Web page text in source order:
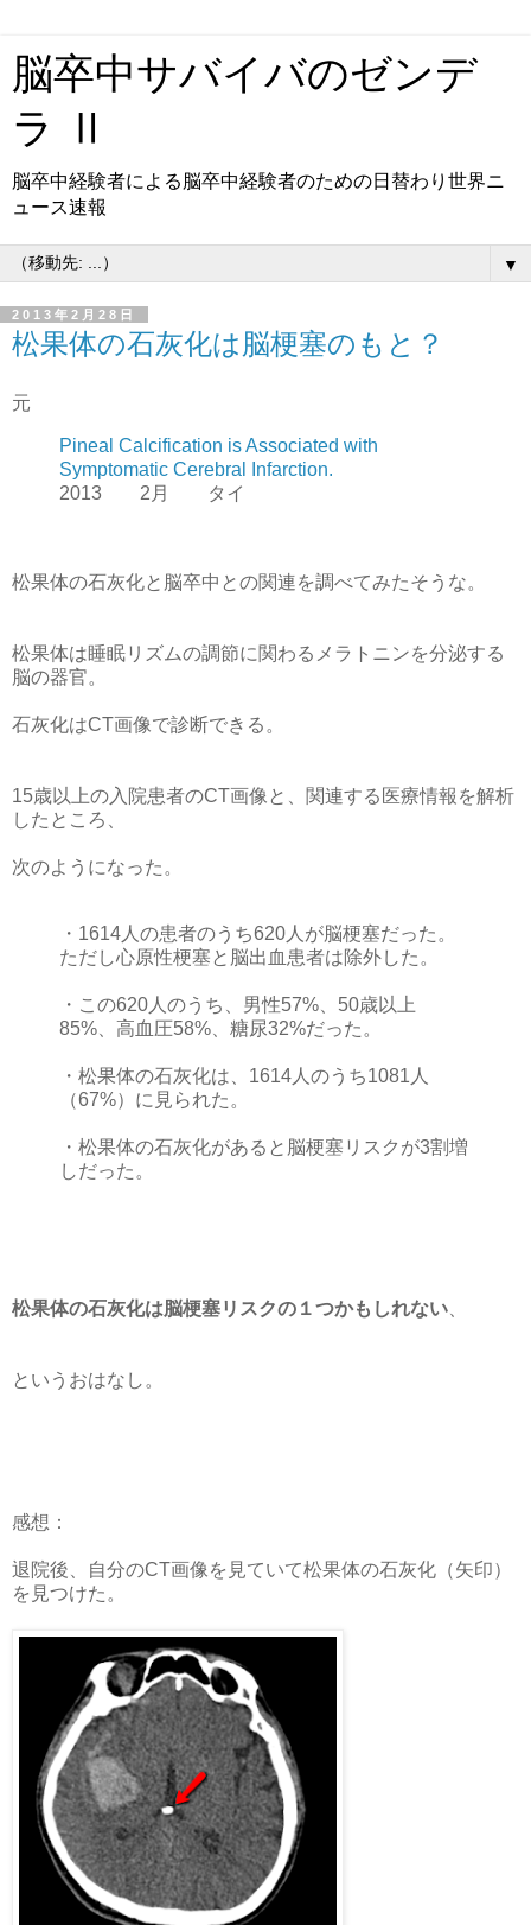
脳卒中サバイバのゼンデ
ラ Ⅱ
脳卒中経験者による脳卒中経験者のための日替わり世界ニ
ュース速報
▼
2013年2月28日
松果体の石灰化は脳梗塞のもと？
元
Pineal Calcification is Associated with
Symptomatic Cerebral Infarction.
2013 2月 タイ
松果体の石灰化と脳卒中との関連を調べてみたそうな。
松果体は睡眠リズムの調節に関わるメラトニンを分泌する
脳の器官。
石灰化はCT画像で診断できる。
15歳以上の入院患者のCT画像と、関連する医療情報を解析
したところ、
次のようになった。
・1614人の患者のうち620人が脳梗塞だった。
ただし心原性梗塞と脳出血患者は除外した。
・この620人のうち、男性57%、50歳以上
85%、高血圧58%、糖尿32%だった。
・松果体の石灰化は、1614人のうち1081人
（67%）に見られた。
・松果体の石灰化があると脳梗塞リスクが3割増
しだった。
松果体の石灰化は脳梗塞リスクの１つかもしれない
というおはなし。
感想：
退院後、自分のCT画像を見ていて松果体の石灰化（矢印）
を見つけた。